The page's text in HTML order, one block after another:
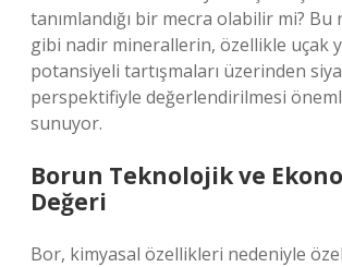
tanımlandığı bir mecra olabilir mi?
gibi nadir minerallerin, özellikle uçak
potansiyeli tartışmaları üzerinden
perspektifiyle değerlendirilmesi
sunuyor.
Borun Teknolojik ve
Değeri
Bor, kimyasal özellikleri nedeniyle